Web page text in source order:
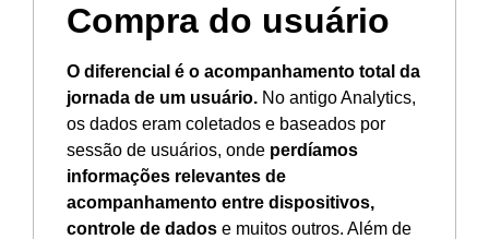
Compra do usuário
O diferencial é o acompanhamento total da
jornada de um usuário. No antigo Analytics,
os dados eram coletados e baseados por
sessão de usuários, onde perdíamos
informações relevantes de
acompanhamento entre dispositivos,
controle de dados e muitos outros. Além de